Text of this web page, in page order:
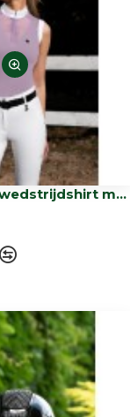
Fair Play Liah wedstrijdshirt mouwloos